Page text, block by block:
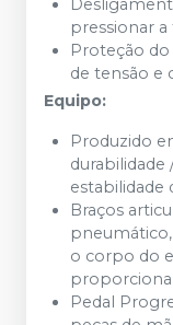
pressionar a
Proteção
de tensão e
Equipo:
Produzido
durabilidade
estabilidade
Braços
o corpo do
Pedal